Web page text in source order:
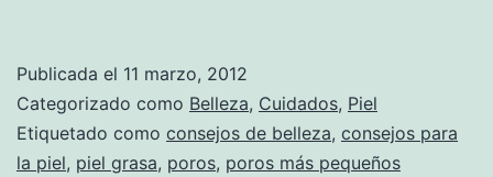
Publicada el 11 marzo, 2012
Categorizado como Belleza, Cuidados, Piel
Etiquetado como consejos de belleza, consejos para
la piel, piel grasa, poros, poros más pequeños